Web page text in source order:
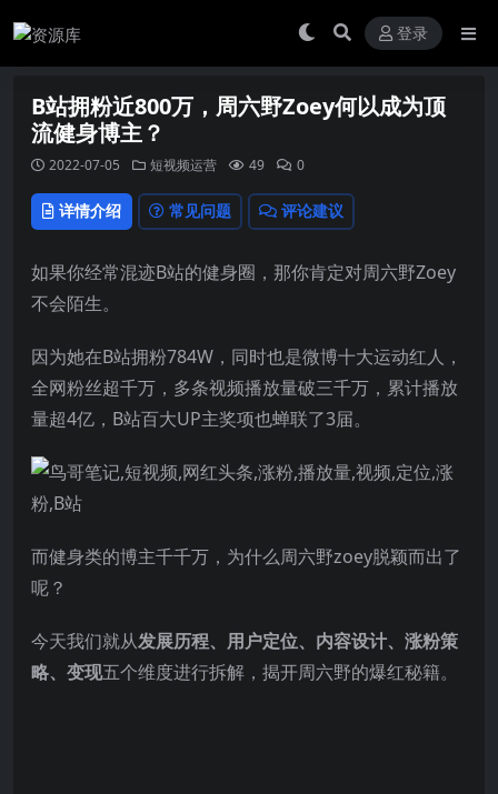
登录
B站拥粉近800万，周六野Zoey何以成为顶
流健身博主？
2022-07-05 短视频运营 49 0
详情介绍 常见问题 评论建议
如果你经常混迹B站的健身圈，那你肯定对周六野Zoey
不会陌生。
因为她在B站拥粉784W，同时也是微博十大运动红人，
全网粉丝超千万，多条视频播放量破三千万，累计播放
量超4亿，B站百大UP主奖项也蝉联了3届。
而健身类的博主千千万，为什么周六野zoey脱颖而出了
呢？
今天我们就从发展历程、用户定位、内容设计、涨粉策
略、变现五个维度进行拆解，揭开周六野的爆红秘籍。